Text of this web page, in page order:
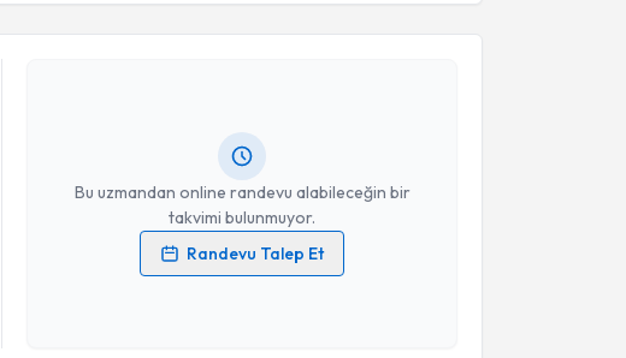
Bu uzmandan online randevu alabileceğin bir
takvimi bulunmuyor.
Randevu Talep Et
Psk. Ahmet Yenal
Kişisel verilerimin işlenmesine ilişkinAydınlatma Metni